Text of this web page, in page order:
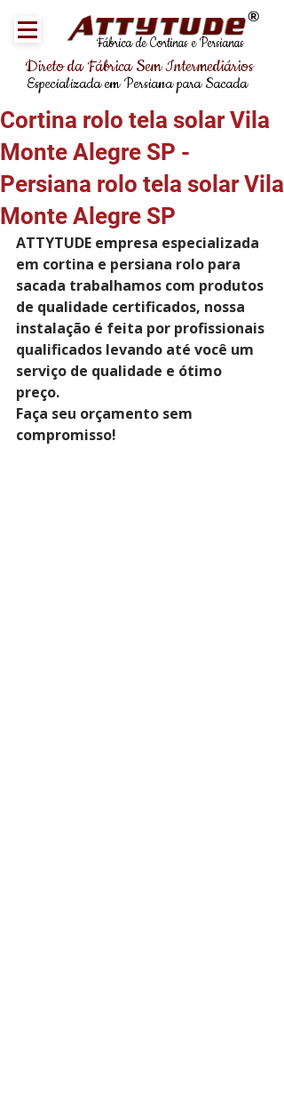
Fábrica de Cortinas e Persianas
®
Direto da Fábrica Sem Intermediários
Especializada em Persiana para Sacada
Cortina rolo tela solar Vila
Monte Alegre SP -
Persiana rolo tela solar Vila
Monte Alegre SP
ATTYTUDE empresa especializada
em cortina e persiana rolo para
sacada trabalhamos com produtos
de qualidade certificados, nossa
instalação é feita por profissionais
qualificados levando até você um
serviço de qualidade e ótimo
preço.
Faça seu orçamento sem
compromisso!